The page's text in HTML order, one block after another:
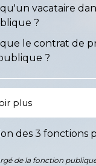
vacataire
?
le contrat de
?
plus
des 3 fonctions
de la fonction